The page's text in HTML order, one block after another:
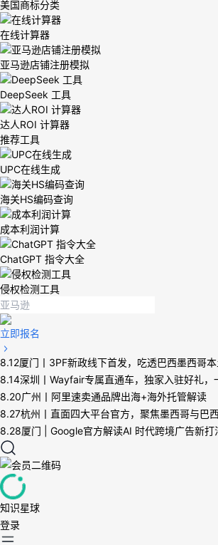
美国商标分类
在线计算器
亚马逊店铺注册模拟
DeepSeek 工具
达人ROI 计算器
推荐工具
UPC在线生成
海关HS编码查询
成本利润计算
ChatGPT 指令大全
侵权检测工具
立即报名
8.12厦门丨3PF新政线下首发，吃透巴西墨西哥
8.14深圳丨Wayfair专属直通车，独家入驻好礼，
8.20广州丨阿里速卖通品牌出海+海外托管解读
8.27杭州丨直面四大平台官方，聚焦墨西哥与巴
8.28厦门 | Google官方解读AI 时代跨境广告新打
知识星球
登录